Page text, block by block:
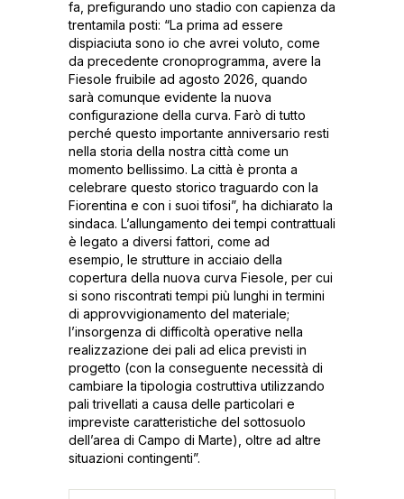
fa, prefigurando uno stadio con capienza da
trentamila posti: “La prima ad essere
dispiaciuta sono io che avrei voluto, come
da precedente cronoprogramma, avere la
Fiesole fruibile ad agosto 2026, quando
sarà comunque evidente la nuova
configurazione della curva. Farò di tutto
perché questo importante anniversario resti
nella storia della nostra città come un
momento bellissimo. La città è pronta a
celebrare questo storico traguardo con la
Fiorentina e con i suoi tifosi”, ha dichiarato la
sindaca. L’allungamento dei tempi contrattuali
è legato a diversi fattori, come ad
esempio, le strutture in acciaio della
copertura della nuova curva Fiesole, per cui
si sono riscontrati tempi più lunghi in termini
di approvvigionamento del materiale;
l’insorgenza di difficoltà operative nella
realizzazione dei pali ad elica previsti in
progetto (con la conseguente necessità di
cambiare la tipologia costruttiva utilizzando
pali trivellati a causa delle particolari e
impreviste caratteristiche del sottosuolo
dell’area di Campo di Marte), oltre ad altre
situazioni contingenti”.